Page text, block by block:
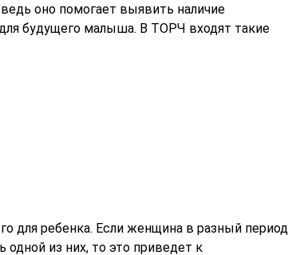
оно помогает выявить наличие
будущего малыша. В ТОРЧ входят такие
для ребенка. Если женщина в разный период
одной из них, то это приведет к